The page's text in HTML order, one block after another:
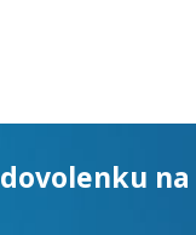
dovolenku na